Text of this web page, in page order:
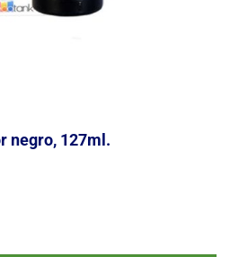
negro, 127ml.
127ml. cantidad